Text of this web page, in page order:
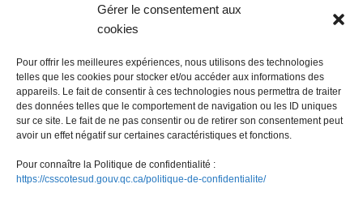
Gérer le consentement aux
cookies
Pour offrir les meilleures expériences, nous utilisons des technologies
telles que les cookies pour stocker et/ou accéder aux informations des
appareils. Le fait de consentir à ces technologies nous permettra de traiter
des données telles que le comportement de navigation ou les ID uniques
sur ce site. Le fait de ne pas consentir ou de retirer son consentement peut
avoir un effet négatif sur certaines caractéristiques et fonctions.
Pour connaître la Politique de confidentialité :
https://csscotesud.gouv.qc.ca/politique-de-confidentialite/
LISTE TÉLÉPHONIQUE
Nous joindre